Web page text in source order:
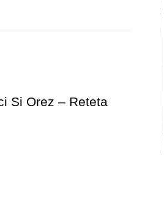
Si Orez – Reteta